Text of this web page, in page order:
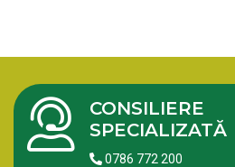
CONSILIERE
SPECIALIZATĂ
0786 772 200